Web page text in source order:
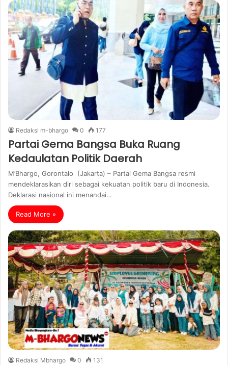
Redaksi m-bhargo 0 177
Partai Gema Bangsa Buka Ruang
Kedaulatan Politik Daerah
M’Bhargo, Gorontalo (Jakarta) – Partai Gema Bangsa resmi
mendeklarasikan diri sebagai kekuatan politik baru di Indonesia.
Deklarasi nasional ini menandai…
Read More »
Redaksi Mbhargo 0 131